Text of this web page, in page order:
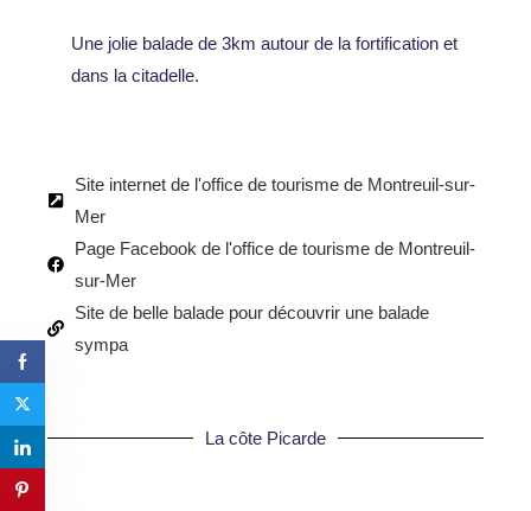
Une jolie balade de 3km autour de la fortification et
dans la citadelle.
Site internet de l'office de tourisme de Montreuil-sur-
Mer
Page Facebook de l'office de tourisme de Montreuil-
sur-Mer
Site de belle balade pour découvrir une balade
sympa
La côte Picarde